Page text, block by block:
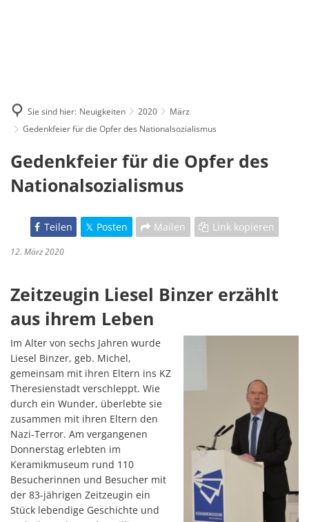
Sie sind hier: Neuigkeiten 2020
März
Gedenkfeier für die Opfer des Nationalsozialismus
Gedenkfeier für die Opfer des
Nationalsozialismus
Teilen Posten Mailen Link kopieren
12. März 2020
Zeitzeugin Liesel Binzer erzählt
aus ihrem Leben
Im Alter von sechs Jahren wurde
Liesel Binzer, geb. Michel,
gemeinsam mit ihren Eltern ins KZ
Theresienstadt verschleppt. Wie
durch ein Wunder, überlebte sie
zusammen mit ihren Eltern den
Nazi-Terror. Am vergangenen
Donnerstag erlebten im
Keramikmuseum rund 110
Besucherinnen und Besucher mit
der 83-jährigen Zeitzeugin ein
Stück lebendige Geschichte und